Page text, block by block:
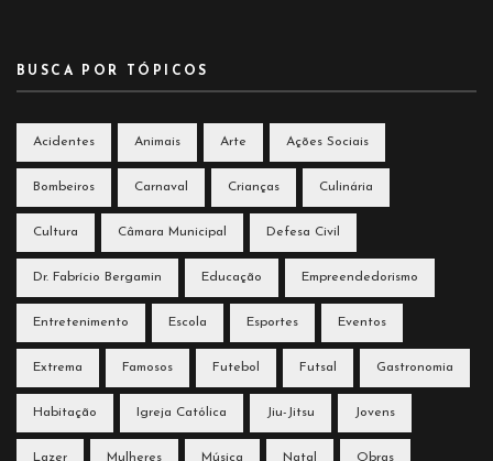
BUSCA POR TÓPICOS
Acidentes Animais Arte Ações Sociais
Bombeiros Carnaval Crianças Culinária
Cultura Câmara Municipal Defesa Civil
Dr. Fabrício Bergamin Educação Empreendedorismo
Entretenimento Escola Esportes Eventos
Extrema Famosos Futebol Futsal Gastronomia
Habitação Igreja Católica Jiu-Jitsu Jovens
Lazer Mulheres Música Natal Obras